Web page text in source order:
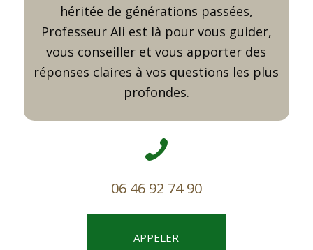
héritée de générations passées,
Professeur Ali est là pour vous guider,
vous conseiller et vous apporter des
réponses claires à vos questions les plus
profondes.
06 46 92 74 90
APPELER